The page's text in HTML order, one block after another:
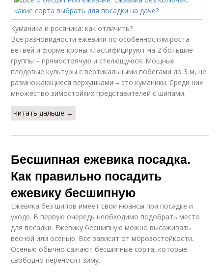
Куманика и росяника: как отличить?
Все разновидности ежевики по особенностям роста
ветвей и форме кроны классифицируют на 2 большие
группы – прямостоячую и стелющуюся. Мощные
плодовые культуры с вертикальными побегами до 3 м, не
размножающиеся верхушками – это куманики. Среди них
множество зимостойких представителей с шипами.
Читать дальше →
Бесшипная ежевика посадка.
Как правильно посадить
ежевику бесшипную
Ежевика без шипов имеет свои нюансы при посадке и
уходе. В первую очередь необходимо подобрать место
для посадки. Ежевику бесшипную можно высаживать
весной или осенью. Все зависит от морозостойкости.
Осенью обычно сажают бесшипные сорта, которые
свободно переносят зиму.